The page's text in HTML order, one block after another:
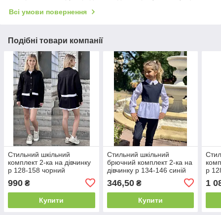
Всі умови повернення
Подібні товари компанії
Стильний шкільний
комплект 2-ка на дівчинку
р 128-158 чорний
990 ₴
Купити
Стильний шкільний
брючний комплект 2-ка на
дівчинку р 134-146 синій
346,50₴
Купити
р
1